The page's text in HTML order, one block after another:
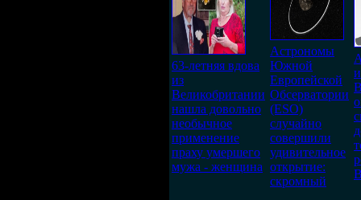
63-летняя вдова
из
Великобритании
нашла довольно
необычное
применение
праху умершего
мужа - женщина
Астрономы
Южной
Европейской
Обсерватории
(ESO)
случайно
совершили
удивительное
открытие:
скромный